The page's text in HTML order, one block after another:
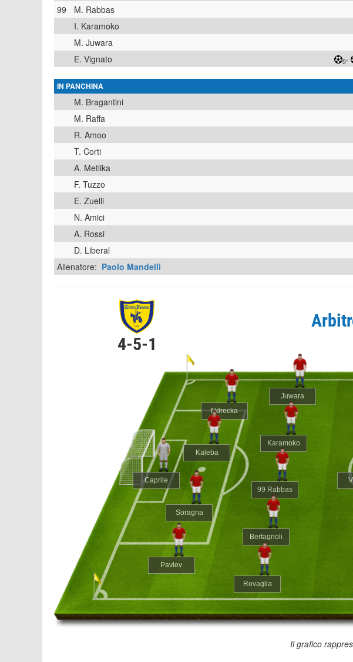
99 M. Rabbas
I. Karamoko
M. Juwara
E. Vignato 9°
IN PANCHINA
M. Bragantini
M. Raffa
R. Amoo
T. Corti
A. Metlika
F. Tuzzo
E. Zuelli
N. Amici
A. Rossi
D. Liberal
Allenatore: Paolo Mandelli
4-5-1
Caprile
Pavlev
Soragna
Kaleba
Ndrecka
Rovaglia
Bertagnoli
99 Rabbas
Karamoko
Juwara
Il grafico